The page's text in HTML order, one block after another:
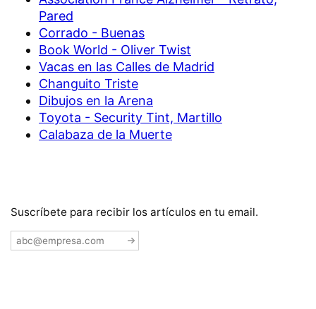
Pared
Corrado - Buenas
Book World - Oliver Twist
Vacas en las Calles de Madrid
Changuito Triste
Dibujos en la Arena
Toyota - Security Tint, Martillo
Calabaza de la Muerte
Suscríbete para recibir los artículos en tu email.